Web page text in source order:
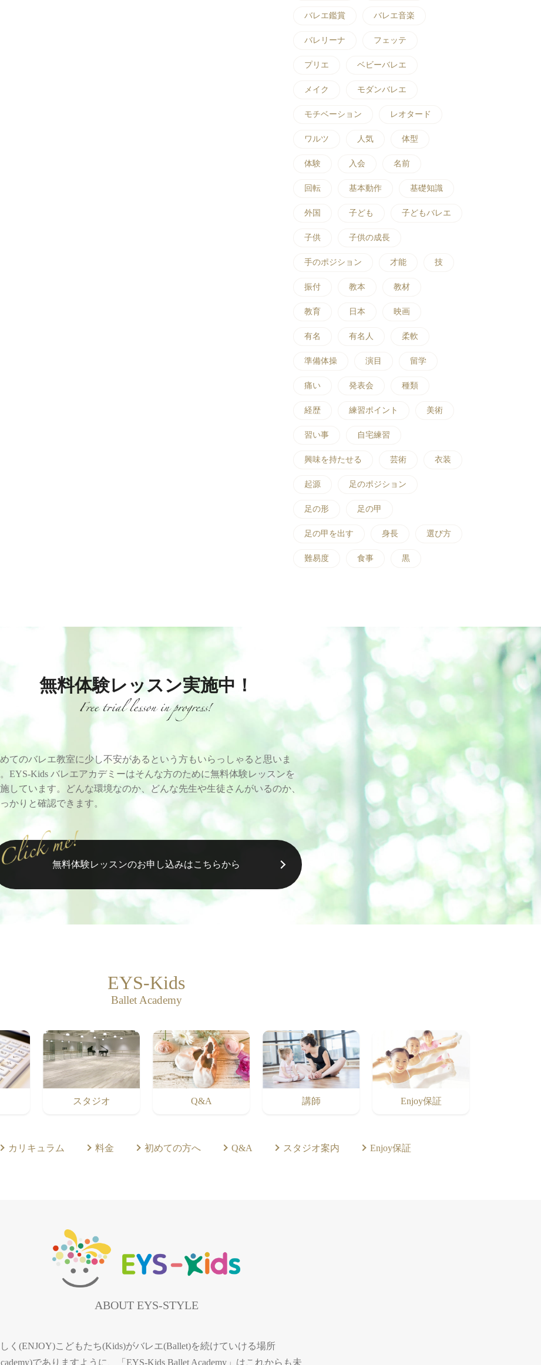
バレエ鑑賞 バレエ音楽
バレリーナ フェッテ
プリエ ベビーバレエ
メイク モダンバレエ
モチベーション レオタード
ワルツ 人気 体型
体験 入会 名前
回転 基本動作 基礎知識
外国 子ども 子どもバレエ
子供 子供の成長
手のポジション 才能 技
振付 教本 教材
教育 日本 映画
有名 有名人 柔軟
準備体操 演目 留学
痛い 発表会 種類
経歴 練習ポイント 美術
習い事 自宅練習
興味を持たせる 芸術 衣装
起源 足のポジション
足の形 足の甲
足の甲を出す 身長 選び方
難易度 食事 黒
無料体験レッスン実施中！
てのバレエ教室に少し不安があるという方もいらっしゃると思いま
EYS-Kids バレエアカデミーはそんな方のために無料体験レッスンを
しています。どんな環境なのか、どんな先生や生徒さんがいるのか、
かりと確認できます。
無料体験レッスンのお申し込みはこちらから
EYS-Kids
Ballet Academy
スタジオ Q&A 講師 Enjoy保証
カリキュラム 料金 初めての方へ Q&A スタジオ案内 Enjoy保証
ABOUT EYS-STYLE
く(ENJOY)こどもたち(Kids)がバレエ(Ballet)を続けていける場所
でありますように、「EYS-Kids Ballet Academy」はこれからも未